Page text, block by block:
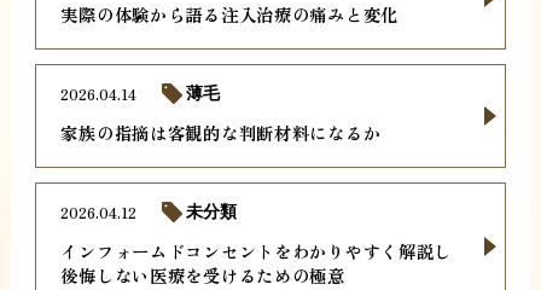
実際の体験から語る注入治療の痛みと変化
家族の指摘は客観的な判断材料になるか
2026.04.14 薄毛
インフォームドコンセントをわかりやすく解説し
後悔しない医療を受けるための極意
2026.04.12 未分類